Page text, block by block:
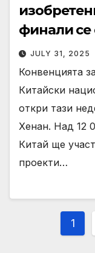
финали се
JULY 31, 2025
Конвенцията
Китайски
откри тази
Хенан. Над 12
Китай ще
проекти…
1